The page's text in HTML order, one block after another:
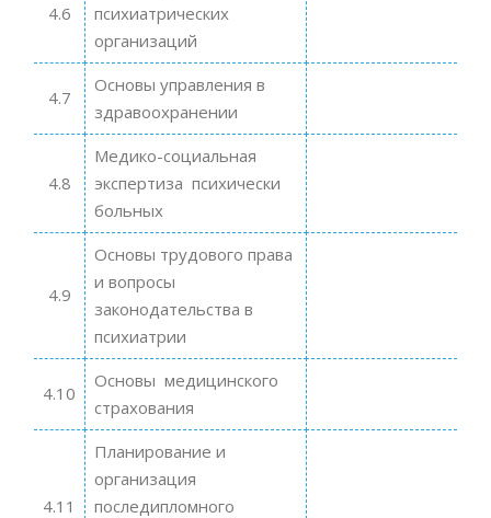
4.6
психиатрических
организаций
4.7
Основы управления в
здравоохранении
4.8
Медико-социальная
экспертиза психически
больных
4.9
Основы трудового права
и вопросы
законодательства в
психиатрии
4.10
Основы медицинского
страхования
4.11
Планирование и
организация
последипломного